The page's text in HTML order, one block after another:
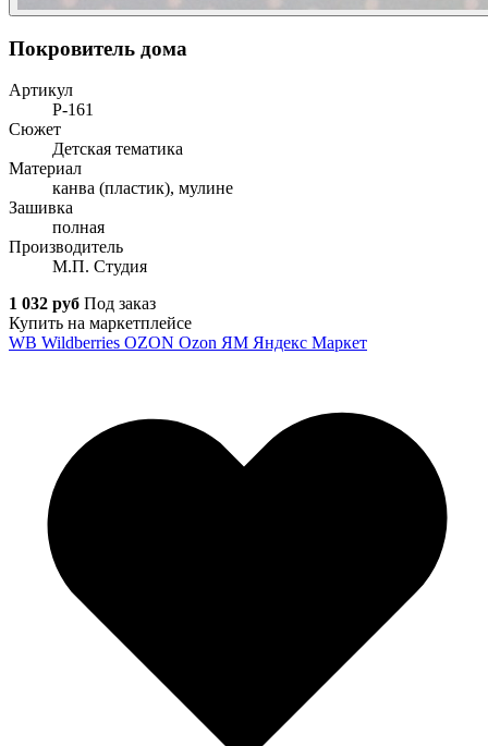
Покровитель дома
Артикул
Р-161
Сюжет
Детская тематика
Материал
канва (пластик), мулине
Зашивка
полная
Производитель
М.П. Студия
1 032 руб Под заказ
Купить на маркетплейсе
WB Wildberries OZON Ozon ЯМ Яндекс Маркет